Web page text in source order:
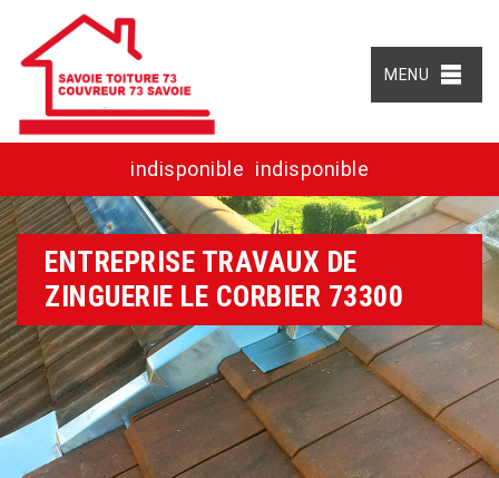
MENU
indisponible indisponible
ENTREPRISE TRAVAUX DE
ZINGUERIE LE CORBIER 73300